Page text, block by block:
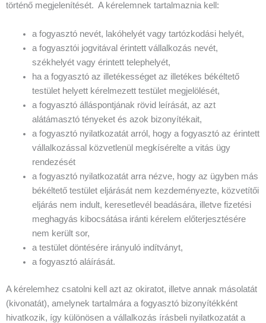
történő megjelenítését. A kérelemnek tartalmaznia kell:
a fogyasztó nevét, lakóhelyét vagy tartózkodási helyét,
a fogyasztói jogvitával érintett vállalkozás nevét,
székhelyét vagy érintett telephelyét,
ha a fogyasztó az illetékességet az illetékes békéltető
testület helyett kérelmezett testület megjelölését,
a fogyasztó álláspontjának rövid leírását, az azt
alátámasztó tényeket és azok bizonyítékait,
a fogyasztó nyilatkozatát arról, hogy a fogyasztó az érintett
vállalkozással közvetlenül megkísérelte a vitás ügy
rendezését
a fogyasztó nyilatkozatát arra nézve, hogy az ügyben más
békéltető testület eljárását nem kezdeményezte, közvetítői
eljárás nem indult, keresetlevél beadására, illetve fizetési
meghagyás kibocsátása iránti kérelem előterjesztésére
nem került sor,
a testület döntésére irányuló indítványt,
a fogyasztó aláírását.
A kérelemhez csatolni kell azt az okiratot, illetve annak másolatát
(kivonatát), amelynek tartalmára a fogyasztó bizonyítékként
hivatkozik, így különösen a vállalkozás írásbeli nyilatkozatát a